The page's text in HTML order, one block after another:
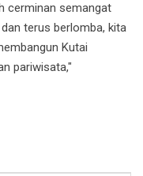
cerminan semangat
terus berlomba, kita
Kutai
pariwisata,"